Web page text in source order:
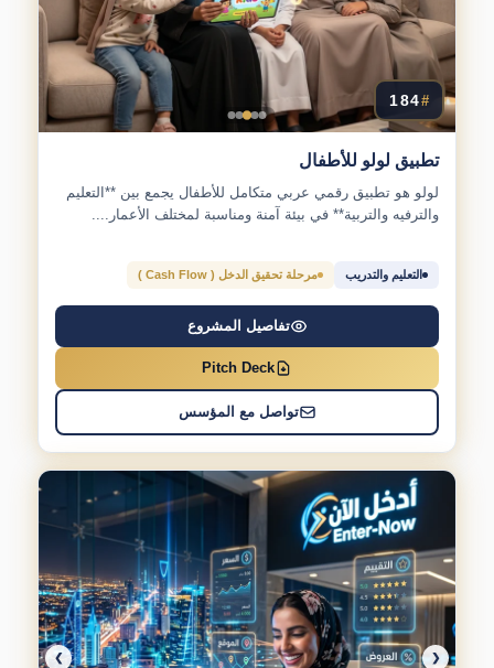
#
184
تطبيق لولو للأطفال
لولو هو تطبيق رقمي عربي متكامل للأطفال يجمع بين **التعليم
والترفيه والتربية** في بيئة آمنة ومناسبة لمختلف الأعمار....
التعليم والتدريب مرحلة تحقيق الدخل ( Cash Flow )
تفاصيل المشروع
Pitch Deck
تواصل مع المؤسس
❮
❯